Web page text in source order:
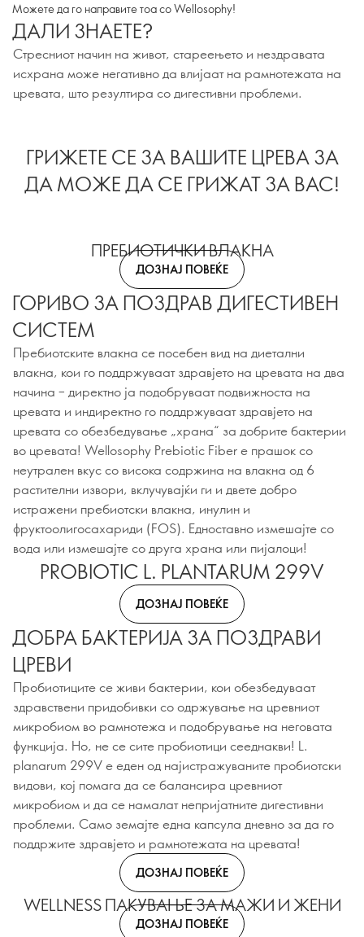
Можете да го направите тоа со Wellosophy!
ДАЛИ ЗНАЕТЕ?
Стресниот начин на живот, стареењето и нездравата
исхрана може негативно да влијаат на рамнотежата на
цревата, што резултира со дигестивни проблеми.
ГРИЖЕТЕ СЕ ЗА ВАШИТЕ ЦРЕВА ЗА
ДА МОЖЕ ДА СЕ ГРИЖАТ ЗА ВАС!
ПРЕБИОТИЧКИ ВЛАКНА
ДОЗНАЈ ПОВЕЌЕ
ГОРИВО ЗА ПОЗДРАВ ДИГЕСТИВЕН
СИСТЕМ
Пребиотските влакна се посебен вид на диетални
влакна, кои го поддржуваат здравјето на цревата на два
начина – директно ја подобруваат подвижноста на
цревата и индиректно го поддржуваат здравјето на
цревата со обезбедување „храна“ за добрите бактерии
во цревата! Wellosophy Prebiotic Fiber е прашок со
неутрален вкус со висока содржина на влакна од 6
растителни извори, вклучувајќи ги и двете добро
истражени пребиотски влакна, инулин и
фруктоолигосахариди (FOS). Едноставно измешајте со
вода или измешајте со друга храна или пијалоци!
PROBIOTIC L. PLANTARUM 299V
ДОЗНАЈ ПОВЕЌЕ
ДОБРА БАКТЕРИЈА ЗА ПОЗДРАВИ
ЦРЕВИ
Пробиотиците се живи бактерии, кои обезбедуваат
здравствени придобивки со одржување на цревниот
микробиом во рамнотежа и подобрување на неговата
функција. Но, не се сите пробиотици сееднакви! L.
planarum 299V е еден од најистражуваните пробиотски
видови, кој помага да се балансира цревниот
микробиом и да се намалат непријатните дигестивни
проблеми. Само земајте една капсула дневно за да го
поддржите здравјето и рамнотежата на цревата!
ДОЗНАЈ ПОВЕЌЕ
WELLNESS ПАКУВАЊЕ ЗА МАЖИ И ЖЕНИ
ДОЗНАЈ ПОВЕЌЕ